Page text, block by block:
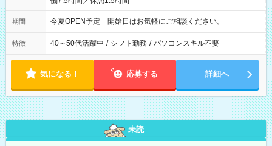
期間 今夏OPEN予定 開始日はお気軽にご相談ください。
特徴 40～50代活躍中 / シフト勤務 / パソコンスキル不要
気になる！ 応募する 詳細へ
未読